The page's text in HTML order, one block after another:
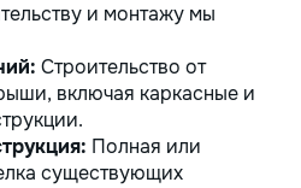
и монтажу мы
Строительство от
включая каркасные и
Полная или
существующих